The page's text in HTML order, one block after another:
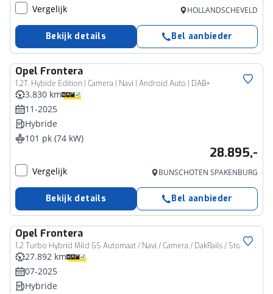
Vergelijk HOLLANDSCHEVELD
Bekijk details Bel aanbieder
Opel Frontera
1.2T. Hybide Edition | Camera | Navi | Android Auto | DAB+
3.830 km
11-2025
Hybride
101 pk (74 kW)
28.895,-
Vergelijk BUNSCHOTEN SPAKENBURG
Bekijk details Bel aanbieder
Opel Frontera
1.2 Turbo Hybrid Mild GS Automaat / Navi / Camera / DakRails / Stoelverwarming
27.892 km
07-2025
Hybride